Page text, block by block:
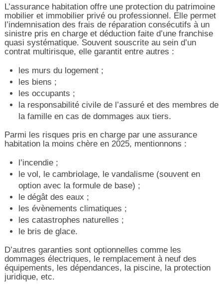
L’assurance habitation offre une protection du patrimoine
mobilier et immobilier privé ou professionnel. Elle permet
l’indemnisation des frais de réparation consécutifs à un
sinistre pris en charge et déduction faite d’une franchise
quasi systématique. Souvent souscrite au sein d’un
contrat multirisque, elle garantit entre autres :
les murs du logement ;
les biens ;
les occupants ;
la responsabilité civile de l’assuré et des membres de
la famille en cas de dommages aux tiers.
Parmi les risques pris en charge par une assurance
habitation la moins chère en 2025, mentionnons :
l’incendie ;
le vol, le cambriolage, le vandalisme (souvent en
option avec la formule de base) ;
le dégât des eaux ;
les évènements climatiques ;
les catastrophes naturelles ;
le bris de glace.
D’autres garanties sont optionnelles comme les
dommages électriques, le remplacement à neuf des
équipements, les dépendances, la piscine, la protection
juridique, etc.